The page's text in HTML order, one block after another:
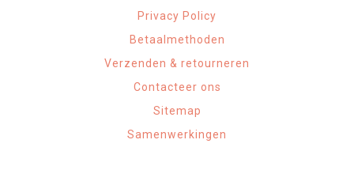
Privacy Policy
Betaalmethoden
Verzenden & retourneren
Contacteer ons
Sitemap
Samenwerkingen